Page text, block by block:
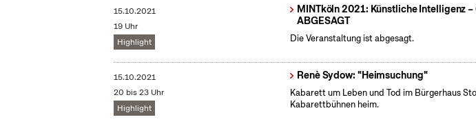
15.10.2021
19 Uhr
Highlight
MINTköln 2021: Künstliche Intelligenz
ABGESAGT
Die Veranstaltung ist abgesagt.
15.10.2021
20 bis 23 Uhr
Highlight
Renè Sydow: "Heimsuchung"
Kabarett um Leben und Tod im Bürgerhaus
Kabarettbühnen heim.